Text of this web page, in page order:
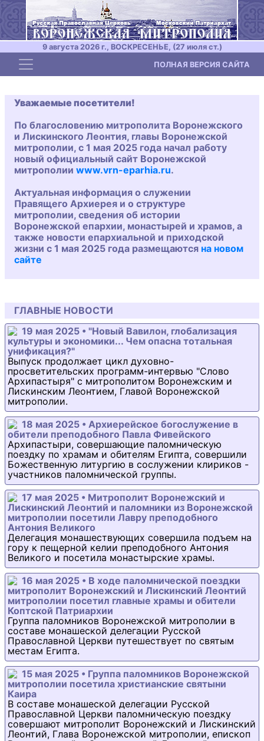
9 августа 2026 г., ВОСКРЕСЕНЬЕ, (27 июля ст.)
Toggle navigation ПОЛНАЯ ВЕРСИЯ САЙТА
Уважаемые посетители!
По благословению митрополита Воронежского
и Лискинского Леонтия, главы Воронежской
митрополии, с 1 мая 2025 года начал работу
новый официальный сайт Воронежской
митрополии www.vrn-eparhia.ru.
Актуальная информация о служении
Правящего Архиерея и о структуре
митрополии, сведения об истории
Воронежской епархии, монастырей и храмов, а
также новости епархиальной и приходской
жизни с 1 мая 2025 года размещаются на новом
сайте
ГЛАВНЫЕ НОВОСТИ
19 мая 2025 • "Новый Вавилон, глобализация
культуры и экономики... Чем опасна тотальная
унификация?"
Выпуск продолжает цикл духовно-
просветительских программ-интервью "Слово
Архипастыря" с митрополитом Воронежским и
Лискинским Леонтием, Главой Воронежской
митрополии.
18 мая 2025 • Архиерейское богослужение в
обители преподобного Павла Фивейского
Архипастыри, совершающие паломническую
поездку по храмам и обителям Египта, совершили
Божественную литургию в сослужении клириков -
участников паломнической группы.
17 мая 2025 • Митрополит Воронежский и
Лискинский Леонтий и паломники из Воронежской
митрополии посетили Лавру преподобного
Антония Великого
Делегация монашествующих совершила подъем на
гору к пещерной келии преподобного Антония
Великого и посетила монастырские храмы.
16 мая 2025 • В ходе паломнической поездки
митрополит Воронежский и Лискинский Леонтий
митрополии посетил главные храмы и обители
Коптской Патриархии
Группа паломников Воронежской митрополии в
составе монашеской делегации Русской
Православной Церкви путешествует по святым
местам Египта.
15 мая 2025 • Группа паломников Воронежской
митрополии посетила христианские святыни
Каира
В составе монашеской делегации Русской
Православной Церкви паломническую поездку
совершают митрополит Воронежский и Лискинский
Леонтий, Глава Воронежской митрополии, епископ